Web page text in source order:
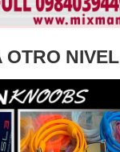
OTRO NIVEL